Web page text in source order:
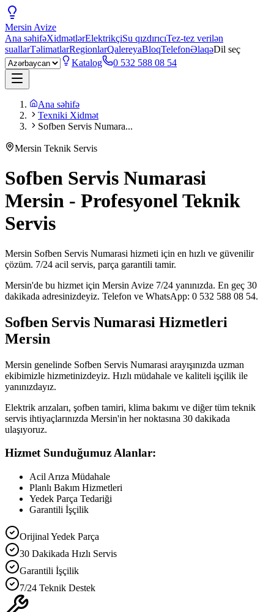
Mersin Avize
Ana səhifəXidmətlərElektrikçiSu qızdırıcıTez-tez verilən
suallarTəlimatlarRegionlarQalereyaBloqTelefonƏlaqəDil seç
Katalog
0 532 588 08 54
Ana səhifə
Texniki Xidmət
Sofben Servis Numara...
Mersin Teknik Servis
Sofben Servis Numarasi
Mersin - Profesyonel Teknik
Servis
Mersin Sofben Servis Numarasi hizmeti için en hızlı ve güvenilir
çözüm. 7/24 acil servis, parça garantili tamir.
Mersin'de bu hizmet için Mersin Avize 7/24 yanınızda. En geç 30
dakikada adresinizdeyiz. Telefon ve WhatsApp: 0 532 588 08 54.
Sofben Servis Numarasi Hizmetleri
Mersin
Mersin genelinde Sofben Servis Numarasi arayışınızda uzman
ekibimizle hizmetinizdeyiz. Hızlı müdahale ve kaliteli işçilik ile
yanınızdayız.
Elektrik arızaları, şofben tamiri, klima bakımı ve diğer tüm teknik
servis ihtiyaçlarınızda Mersin'in her noktasına 30 dakikada
ulaşıyoruz.
Hizmet Sunduğumuz Alanlar:
Acil Arıza Müdahale
Planlı Bakım Hizmetleri
Yedek Parça Tedariği
Garantili İşçilik
Orijinal Yedek Parça
30 Dakikada Hızlı Servis
Garantili İşçilik
7/24 Teknik Destek